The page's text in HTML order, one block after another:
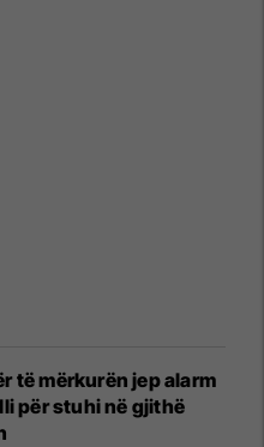
të mërkurën jep alarm
për stuhi në gjithë